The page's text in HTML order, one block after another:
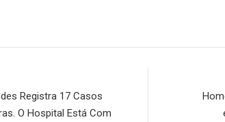
Registra 17 Casos
O Hospital Está Com